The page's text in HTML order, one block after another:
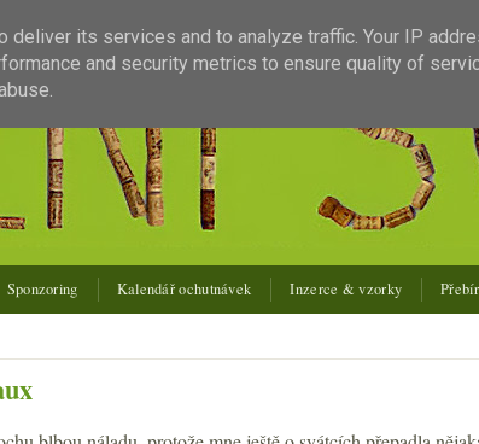
Sponzoring Kalendář ochutnávek Inzerce & vzorky
its services and to analyze traffic. Your IP
and security metrics to ensure quality of